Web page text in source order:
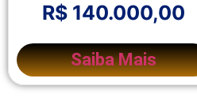
R$ 140.000,00
Saiba Mais